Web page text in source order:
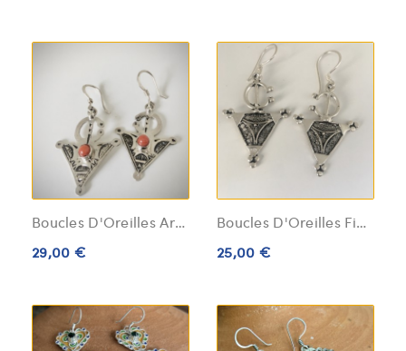
Boucles D'Oreilles Argent Massif Fibule Berbère
29,00 €
Boucles D'Oreilles Fibule Argent Massif
25,00 €